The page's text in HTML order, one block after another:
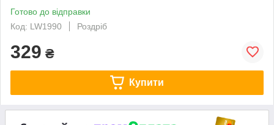
Готово до відправки
Код: LW1990
Роздріб
329 ₴
Купити